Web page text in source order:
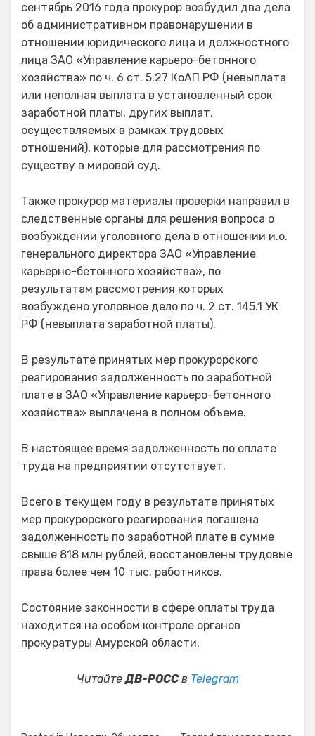
сентябрь 2016 года прокурор возбудил два дела
об административном правонарушении в
отношении юридического лица и должностного
лица ЗАО «Управление карьеро-бетонного
хозяйства» по ч. 6 ст. 5.27 КоАП РФ (невыплата
или неполная выплата в установленный срок
заработной платы, других выплат,
осуществляемых в рамках трудовых
отношений), которые для рассмотрения по
существу в мировой суд.
Также прокурор материалы проверки направил в
следственные органы для решения вопроса о
возбуждении уголовного дела в отношении и.о.
генерального директора ЗАО «Управление
карьерно-бетонного хозяйства», по
результатам рассмотрения которых
возбуждено уголовное дело по ч. 2 ст. 145.1 УК
РФ (невыплата заработной платы).
В результате принятых мер прокурорского
реагирования задолженность по заработной
плате в ЗАО «Управление карьеро-бетонного
хозяйства» выплачена в полном объеме.
В настоящее время задолженность по оплате
труда на предприятии отсутствует.
Всего в текущем году в результате принятых
мер прокурорского реагирования погашена
задолженность по заработной плате в сумме
свыше 818 млн рублей, восстановлены трудовые
права более чем 10 тыс. работников.
Состояние законности в сфере оплаты труда
находится на особом контроле органов
прокуратуры Амурской области.
ЧитайтеДВ-РОССв Telegram